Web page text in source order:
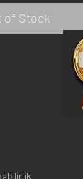
of Stock